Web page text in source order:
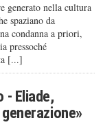
generato nella cultura
spaziano da
condanna a priori,
pressoché
[...]
- Eliade,